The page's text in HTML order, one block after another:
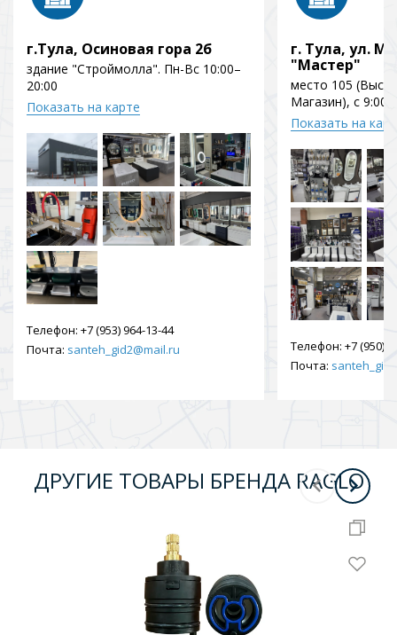
г.Тула, Осиновая гора 2б
здание "Строймолла". Пн-Вс 10:00–
20:00
Показать на карте
Телефон: +7 (953) 964-13-44
Почта: santeh_gid2@mail.ru
г. Тула, ул.
"Мастер"
место 105
Магазин), с 9:00
Показать на
Телефон: +7 (950)
Почта:
ДРУГИЕ ТОВАРЫ БРЕНДА RAGLO